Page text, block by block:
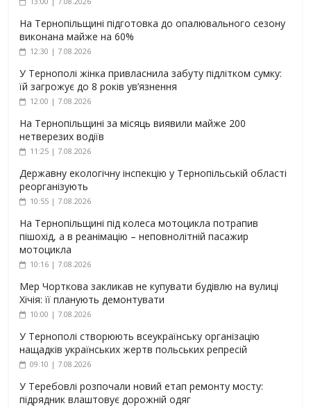
На Тернопільщині підготовка до опалювального сезону
виконана майже на 60%
12:30 | 7.08.2026
У Тернополі жінка привласнила забуту підлітком сумку:
їй загрожує до 8 років ув’язнення
12:00 | 7.08.2026
На Тернопільщині за місяць виявили майже 200
нетверезих водіїв
11:25 | 7.08.2026
Державну екологічну інспекцію у Тернопільській області
реорганізують
10:55 | 7.08.2026
На Тернопільщині під колеса мотоцикла потрапив
пішохід, а в реанімацію – неповнолітній пасажир
мотоцикла
10:16 | 7.08.2026
Мер Чорткова закликав не купувати будівлю на вулиці
Хічія: її планують демонтувати
10:00 | 7.08.2026
У Тернополі створюють всеукраїнську організацію
нащадків українських жертв польських репресій
09:10 | 7.08.2026
У Теребовлі розпочали новий етап ремонту мосту:
підрядник влаштовує дорожній одяг